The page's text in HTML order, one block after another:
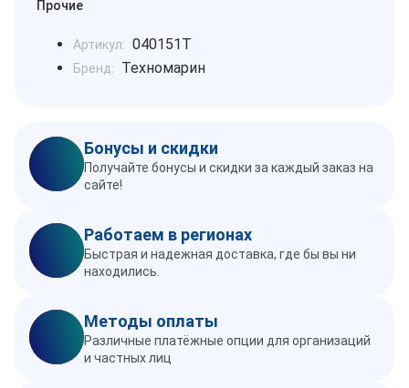
Прочие
Артикул: 040151T
Бренд: Техномарин
Бонусы и скидки
Получайте бонусы и скидки за каждый заказ на
сайте!
Работаем в регионах
Быстрая и надежная доставка, где бы вы ни
находились.
Методы оплаты
Различные платёжные опции для организаций
и частных лиц